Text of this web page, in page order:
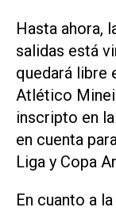
Hasta ahora,
salidas está
quedará libre
Atlético
inscripto en
en cuenta
Liga y Copa
En cuanto a